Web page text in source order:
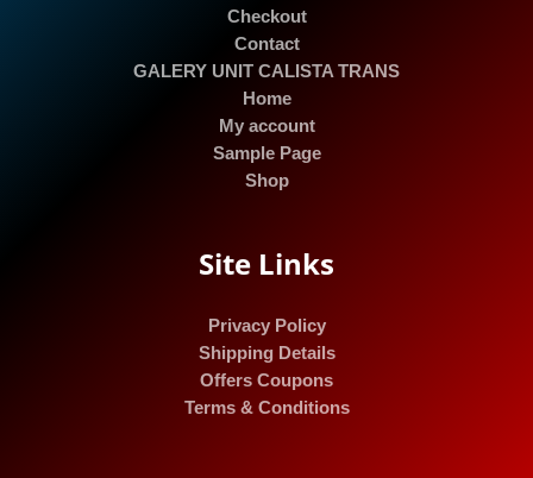
Checkout
Contact
GALERY UNIT CALISTA TRANS
Home
My account
Sample Page
Shop
Site Links
Privacy Policy
Shipping Details
Offers Coupons
Terms & Conditions